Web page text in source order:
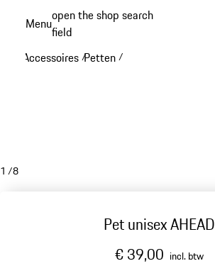
hoofdinhoud
Menuopen the shop search
field
Accessoires /Petten /
1 /8
Pet unisex AHEAD
€ 39,00 incl. btw